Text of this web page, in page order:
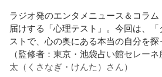
遠山：自分自身の内面をすごく辿っ
ね？
ほのか：はい。私は「自分自身を分か
と言っているんです。昔から「健全
る」って言いますでしょう？
それは、例えばご病気の方とかはダ
差別しているわけではなくてね。私達
ラジオ発のエンタメニュース＆コラ
届けする「心理テスト」。今回は、
ストで、心の奥にある本当の自分を探
（監修者：東京・池袋占い館セレー
太（くさなぎ・けんた）さん）